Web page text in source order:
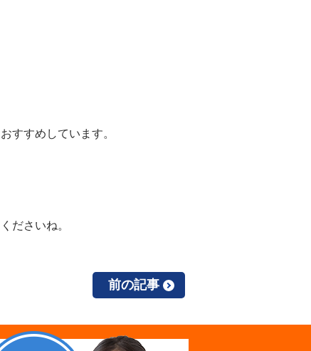
すすめしています。
ださいね。
前の記事